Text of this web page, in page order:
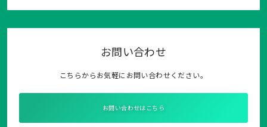
お問い合わせ
こちらからお気軽にお問い合わせください。
お問い合わせはこちら